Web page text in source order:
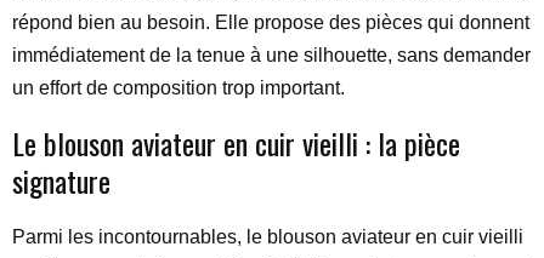
répond bien au besoin. Elle propose des pièces qui donnent
immédiatement de la tenue à une silhouette, sans demander
un effort de composition trop important.
Le blouson aviateur en cuir vieilli : la pièce
signature
Parmi les incontournables, le blouson aviateur en cuir vieilli